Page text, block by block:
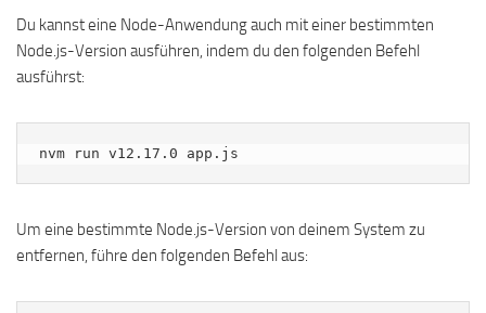
Du kannst eine Node-Anwendung auch mit einer bestimmten
Node.js-Version ausführen, indem du den folgenden Befehl
ausführst:
nvm run v12.17.0 app.js
Um eine bestimmte Node.js-Version von deinem System zu
entfernen, führe den folgenden Befehl aus: